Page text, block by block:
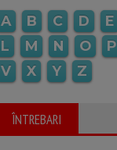
A B C D E
L
M N O P
V
X Y Z
ÎNTREBARI